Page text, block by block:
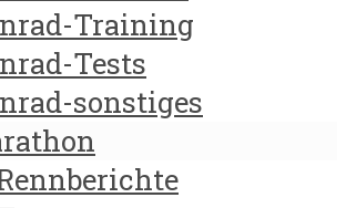
Training
Tests
sonstiges